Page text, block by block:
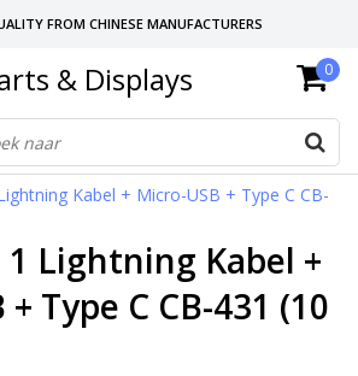
FROM CHINESE MANUFACTURERS
TO GERMANY OR NETHERLANDS
10 DAY SHIPPING
& Displays 0
Kabel + Micro-USB + Type C CB-
Lightning Kabel +
Type C CB-431 (10